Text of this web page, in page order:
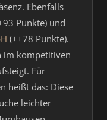
Ebenfalls
Punkte) und
(++78 Punkte).
im kompetitiven
Für
heißt das: Diese
leichter